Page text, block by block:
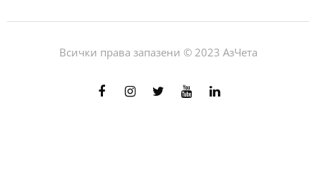
Всички права запазени © 2023 АзЧета